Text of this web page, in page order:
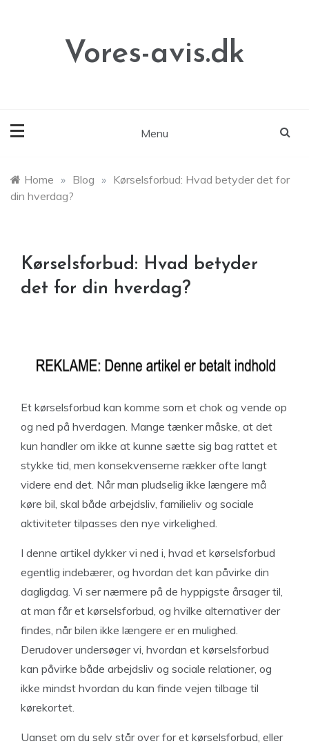
Vores-avis.dk
Menu
Home » Blog » Kørselsforbud: Hvad betyder det for
din hverdag?
Kørselsforbud: Hvad betyder
det for din hverdag?
Et kørselsforbud kan komme som et chok og vende op
og ned på hverdagen. Mange tænker måske, at det
kun handler om ikke at kunne sætte sig bag rattet et
stykke tid, men konsekvenserne rækker ofte langt
videre end det. Når man pludselig ikke længere må
køre bil, skal både arbejdsliv, familieliv og sociale
aktiviteter tilpasses den nye virkelighed.
I denne artikel dykker vi ned i, hvad et kørselsforbud
egentlig indebærer, og hvordan det kan påvirke din
dagligdag. Vi ser nærmere på de hyppigste årsager til,
at man får et kørselsforbud, og hvilke alternativer der
findes, når bilen ikke længere er en mulighed.
Derudover undersøger vi, hvordan et kørselsforbud
kan påvirke både arbejdsliv og sociale relationer, og
ikke mindst hvordan du kan finde vejen tilbage til
kørekortet.
Uanset om du selv står over for et kørselsforbud, eller